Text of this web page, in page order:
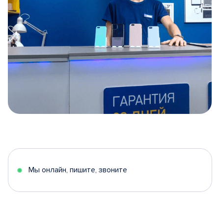
5
Мы онлайн, пишите, звоните